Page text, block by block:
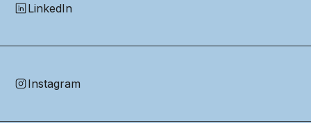
LinkedIn
Instagram